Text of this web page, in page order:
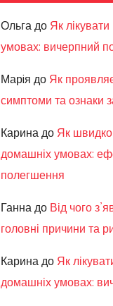
Ольга до Як
умовах: вичерпний
Марiя до Як
симптоми та ознаки
Карина до Як швидко
домашніх умовах:
полегшення
Ганна до Від чого
головні причини та
Карина до Як
домашніх умовах: